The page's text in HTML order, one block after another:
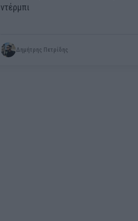
ντέρμπι
Δημήτρης Πετρίδης